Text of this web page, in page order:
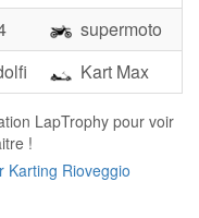
supermoto
Kart Max
LapTrophy pour voir
!
Karting Rioveggio